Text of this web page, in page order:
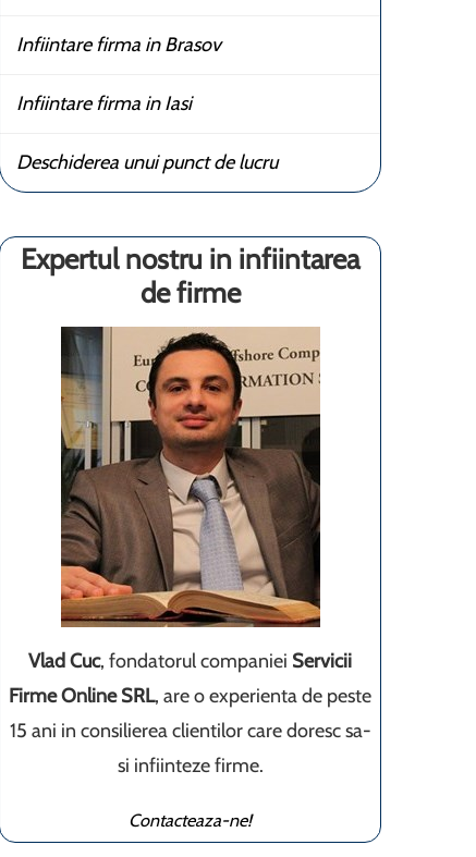
Infiintare firma in Brasov
Infiintare firma in Iasi
Deschiderea unui punct de lucru
Expertul nostru in infiintarea
de firme
Vlad Cuc, fondatorul companiei Servicii
Firme Online SRL, are o experienta de peste
15 ani in consilierea clientilor care doresc sa-
si infiinteze firme.
Contacteaza-ne!